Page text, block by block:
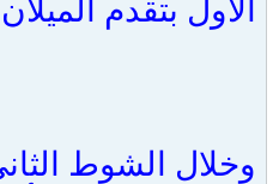
الأول بتقدم الميلان 3/1 .
وخلال الشوط